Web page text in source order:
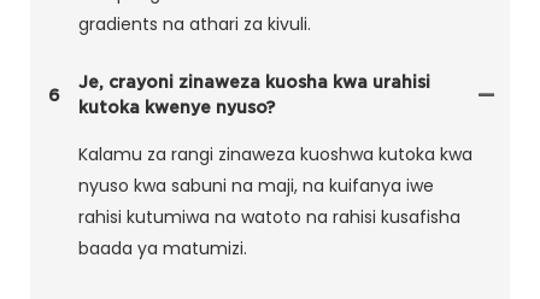
gradients na athari za kivuli.
6
Je, crayoni zinaweza kuosha kwa urahisi
kutoka kwenye nyuso?
Kalamu za rangi zinaweza kuoshwa kutoka kwa
nyuso kwa sabuni na maji, na kuifanya iwe
rahisi kutumiwa na watoto na rahisi kusafisha
baada ya matumizi.